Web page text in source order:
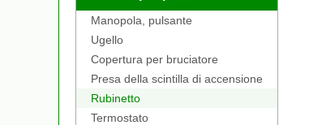
Manopola, pulsante
Ugello
Copertura per bruciatore
Presa della scintilla di accensione
Rubinetto
Termostato